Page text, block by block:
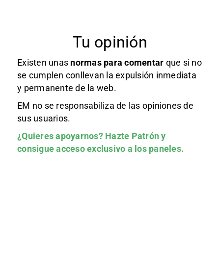
Tu opinión
Existen unas normas para comentar que si no
se cumplen conllevan la expulsión inmediata
y permanente de la web.
EM no se responsabiliza de las opiniones de
sus usuarios.
¿Quieres apoyarnos? Hazte Patróny
consigue acceso exclusivo a los paneles.